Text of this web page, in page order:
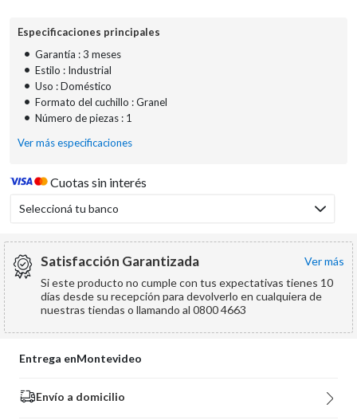
Especificaciones principales
• Garantía : 3 meses
• Estilo : Industrial
• Uso : Doméstico
• Formato del cuchillo : Granel
• Número de piezas : 1
Ver más especificaciones
Cuotas sin interés
Seleccioná tu banco
Satisfacción Garantizada
ver más
Si este producto no cumple con tus expectativas tienes 10
días desde su recepción para devolverlo en cualquiera de
nuestras tiendas o llamando al 0800 4663
Entrega enMontevideo
Envío a domicilio